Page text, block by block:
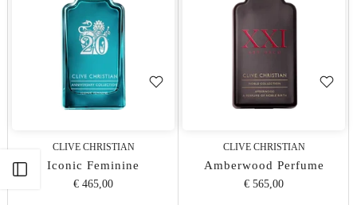
Apri barra laterale
CLIVE CHRISTIAN
Iconic Feminine
€ 465,00
CLIVE CHRISTIAN
Amberwood Perfume
€ 565,00